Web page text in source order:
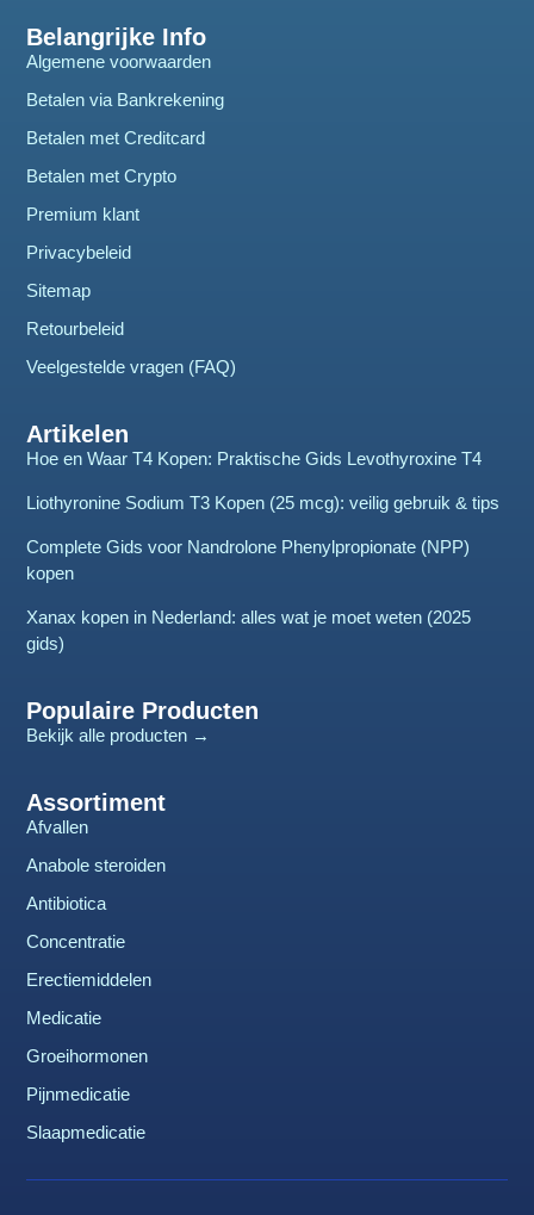
Belangrijke Info
Algemene voorwaarden
Betalen via Bankrekening
Betalen met Creditcard
Betalen met Crypto
Premium klant
Privacybeleid
Sitemap
Retourbeleid
Veelgestelde vragen (FAQ)
Artikelen
Hoe en Waar T4 Kopen: Praktische Gids Levothyroxine T4
Liothyronine Sodium T3 Kopen (25 mcg): veilig gebruik & tips
Complete Gids voor Nandrolone Phenylpropionate (NPP)
kopen
Xanax kopen in Nederland: alles wat je moet weten (2025
gids)
Populaire Producten
Bekijk alle producten →
Assortiment
Afvallen
Anabole steroiden
Antibiotica
Concentratie
Erectiemiddelen
Medicatie
Groeihormonen
Pijnmedicatie
Slaapmedicatie